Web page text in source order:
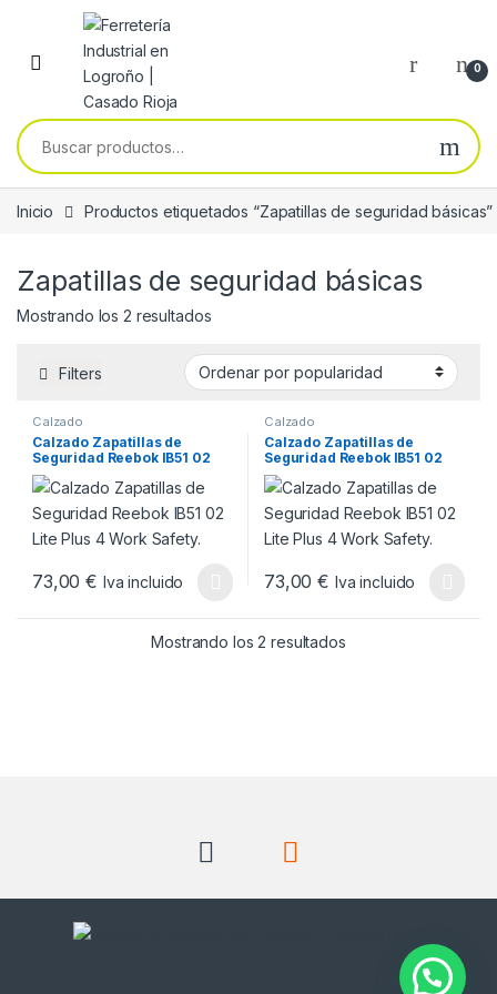
Skip to navigation
Skip to content
0
Buscar por:
Inicio Productos etiquetados “Zapatillas de seguridad básicas”
Zapatillas de seguridad básicas
Mostrando los 2 resultadosOrdenado por popularidad
Filters
Calzado
Calzado Zapatillas de
Seguridad Reebok IB51 02
Lite Plus 4 Work Safety.
73,00€ Iva incluido
Este producto tiene múltiples variantes. Las opciones se
Calzado
Calzado Zapatillas de
Seguridad Reebok IB51 02
Lite Plus 4 Work Safety.
73,00€ Iva incluido
Este producto tiene múltiples
Mostrando los 2 resultadosOrdenado por